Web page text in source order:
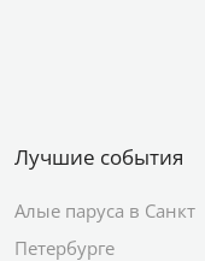
Лучшие события
Алые паруса в Санкт
Петербурге